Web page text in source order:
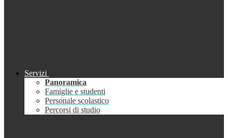
Servizi
Panoramica
Famiglie e studenti
Personale scolastico
Percorsi di studio